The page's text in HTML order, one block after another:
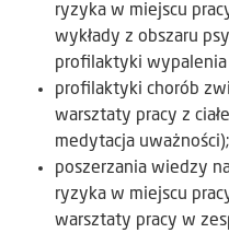
ryzyka w miejscu
wykłady z obszaru
profilaktyki
profilaktyki chorób
warsztaty pracy z
medytacja uważności);
poszerzania wiedzy
ryzyka w miejscu
warsztaty pracy w